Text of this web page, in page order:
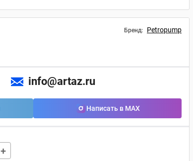
Бренд: Petropump
info@artaz.ru
Написать в MAX
+